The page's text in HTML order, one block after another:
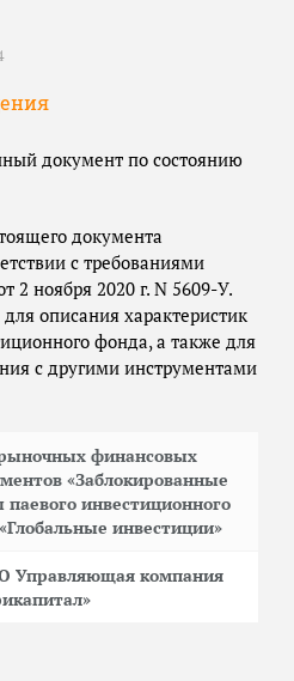
документ по состоянию
документа
с требованиями
2 ноября 2020 г. N 5609-У.
описания характеристик
фонда, а также для
с другими инструментами
финансовых
«Заблокированные
паевого инвестиционного
инвестиции»
Управляющая компания